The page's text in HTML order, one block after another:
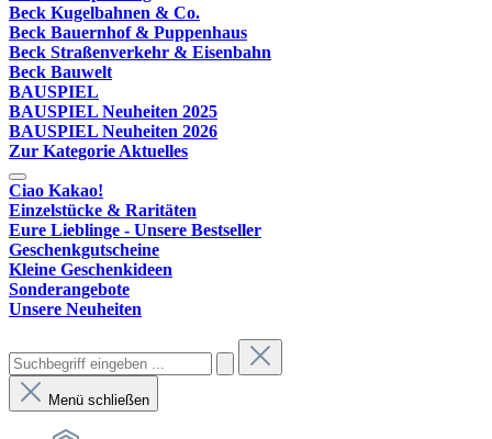
Beck Kugelbahnen & Co.
Beck Bauernhof & Puppenhaus
Beck Straßenverkehr & Eisenbahn
Beck Bauwelt
BAUSPIEL
BAUSPIEL Neuheiten 2025
BAUSPIEL Neuheiten 2026
Zur Kategorie Aktuelles
Ciao Kakao!
Einzelstücke & Raritäten
Eure Lieblinge - Unsere Bestseller
Geschenkgutscheine
Kleine Geschenkideen
Sonderangebote
Unsere Neuheiten
Menü schließen